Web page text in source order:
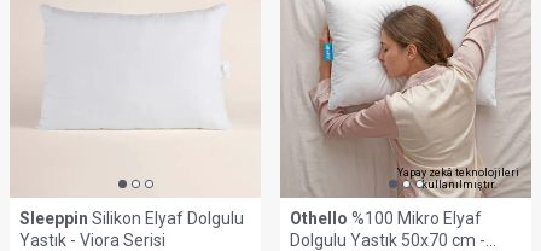
Sleeppin Silikon Elyaf Dolgulu
Yastık - Viora Serisi
Yapay zekâ teknolojileri
kullanılmıştır.
Othello %100 Mikro Elyaf
Dolgulu Yastık 50x70 cm -